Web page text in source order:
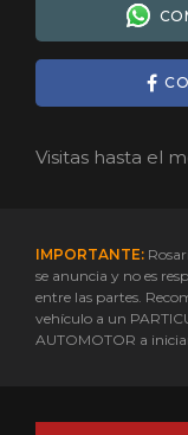
Visitas hasta el
IMPORTANTE:
se anuncia y no es
entre las partes.
vehículo a un
AUTOMOTOR a